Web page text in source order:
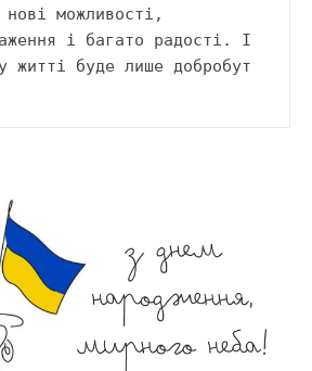
можливості,
і багато радості. І
житті буде лише добробут